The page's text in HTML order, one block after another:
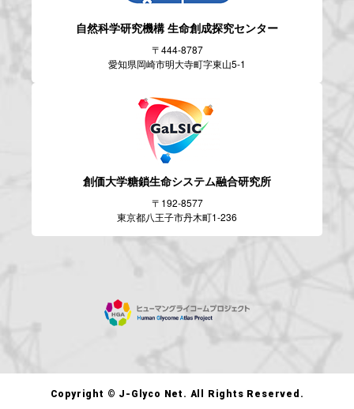
自然科学研究機構生命創成探究センター
〒444-8787
愛知県岡崎市明大寺町字東山5-1
創価大学糖鎖生命システム融合研究所
〒192-8577
東京都八王子市丹木町1-236
Copyright © J-Glyco Net. All Rights Reserved.